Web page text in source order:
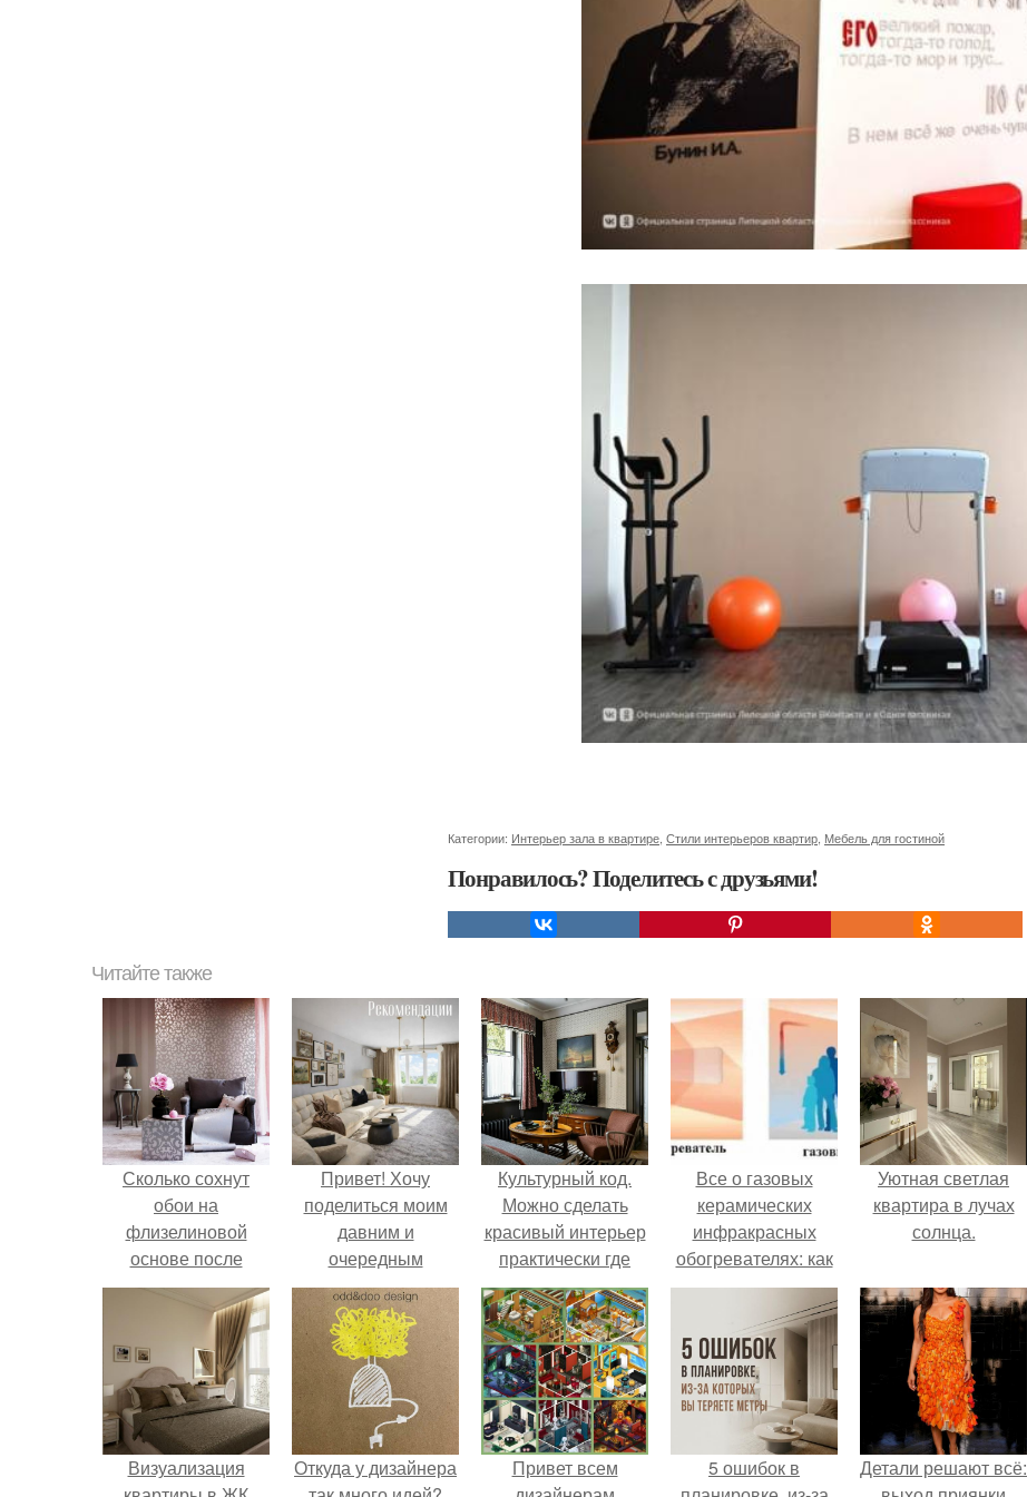
Категории: Интерьер зала в квартире Стили интерьеров квартир Мебель для гостиной
Понравилось? Поделитесь с друзьями!
Читайте также
Сколько сохнут
обои на
флизелиновой
основе после
поклейки. Когда
высохнет клей?
Привет! Хочу
поделиться моим
давним и
очередным
неопубликованным
проектом.
Культурный код.
Можно сделать
красивый интерьер
практически где
угодно.
Все о газовых
керамических
инфракрасных
обогревателях: как
они работают и
почему они
эффективны
Уютная светлая
квартира в лучах
солнца.
Визуализация
Откуда у дизайнера
Привет всем
5 ошибок в
Детали решают всё: